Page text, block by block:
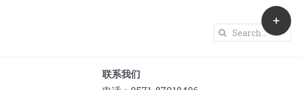
Search
联系我们
Toggle
Sliding